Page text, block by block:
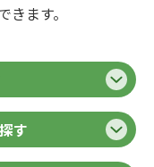
ます。
す